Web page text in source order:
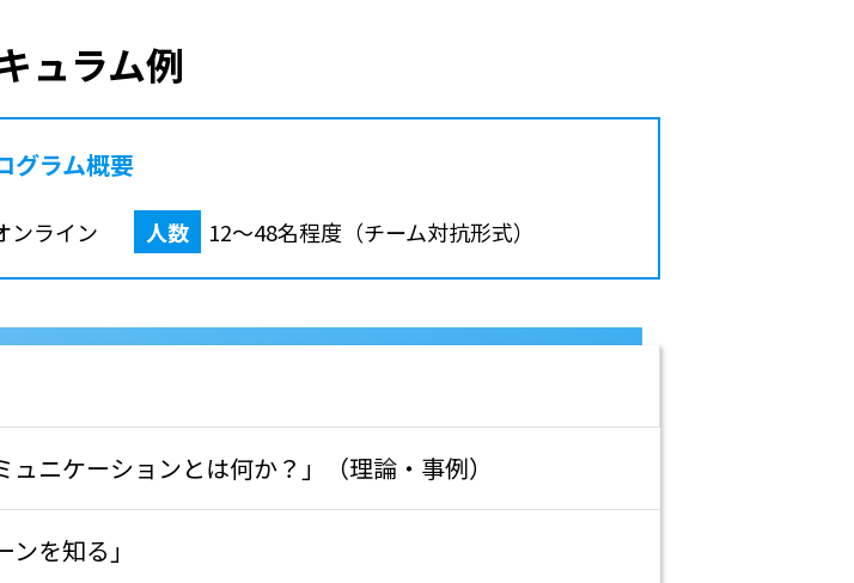
ュラム例
グラム概要
ンライン 人数 12〜48名程度（チーム対抗形式）
ュニケーションとは何か？」（理論・事例）
ンを知る」